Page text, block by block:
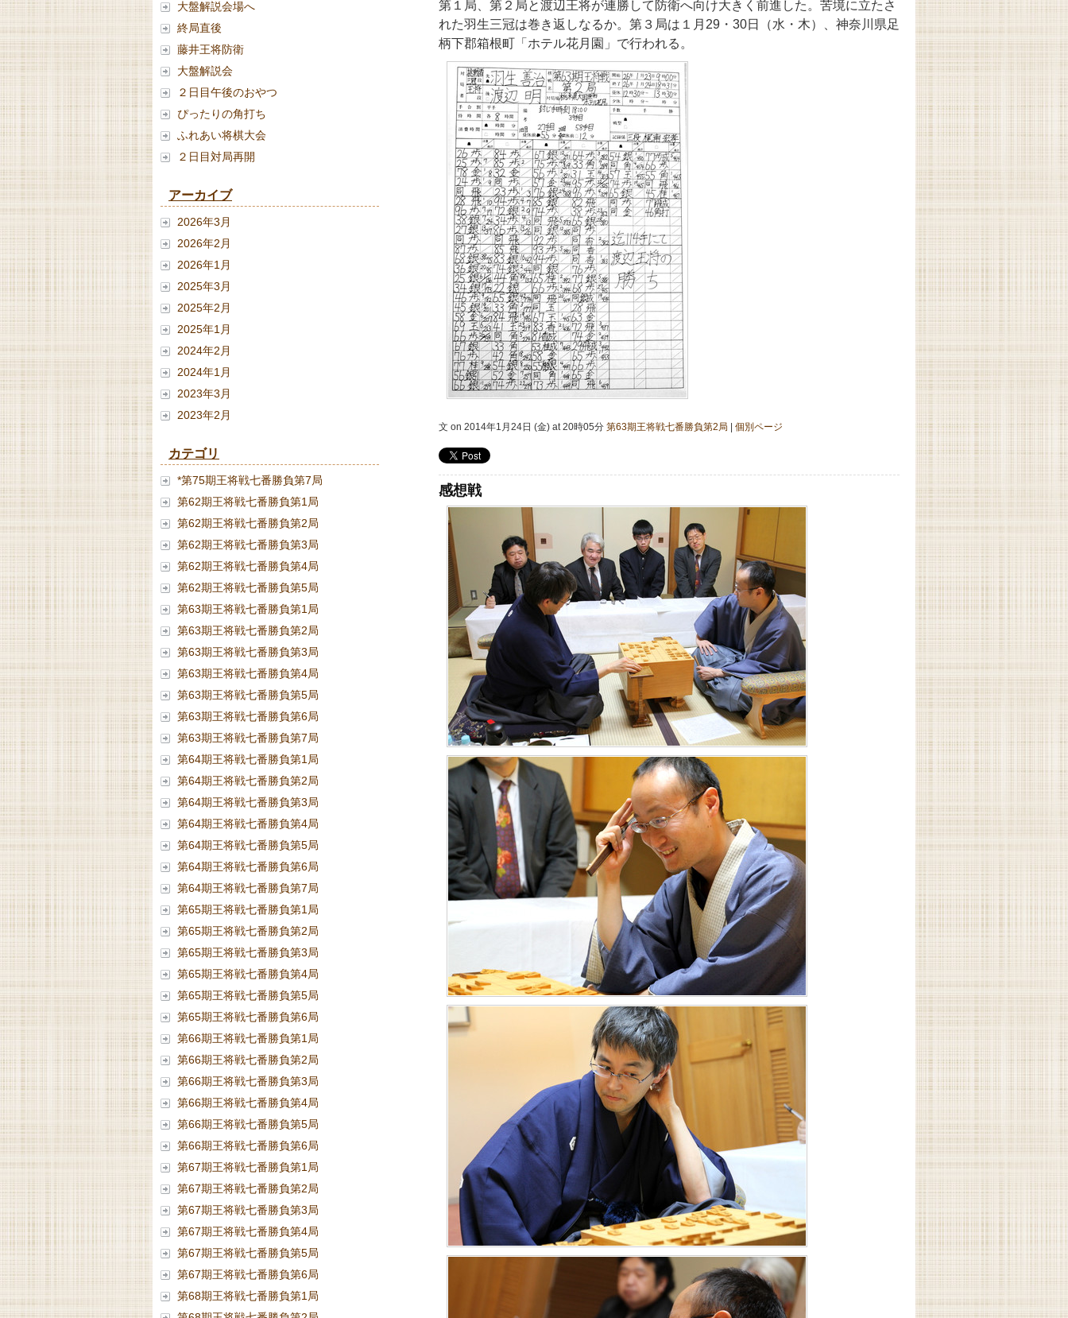
大盤解説会場へ
終局直後
藤井王将防衛
大盤解説会
２日目午後のおやつ
ぴったりの角打ち
ふれあい将棋大会
２日目対局再開
アーカイブ
2026年3月
2026年2月
2026年1月
2025年3月
2025年2月
2025年1月
2024年2月
2024年1月
2023年3月
2023年2月
カテゴリ
*第75期王将戦七番勝負第7局
第62期王将戦七番勝負第1局
第62期王将戦七番勝負第2局
第62期王将戦七番勝負第3局
第62期王将戦七番勝負第4局
第62期王将戦七番勝負第5局
第63期王将戦七番勝負第1局
第63期王将戦七番勝負第2局
第63期王将戦七番勝負第3局
第63期王将戦七番勝負第4局
第63期王将戦七番勝負第5局
第63期王将戦七番勝負第6局
第63期王将戦七番勝負第7局
第64期王将戦七番勝負第1局
第64期王将戦七番勝負第2局
第64期王将戦七番勝負第3局
第64期王将戦七番勝負第4局
第64期王将戦七番勝負第5局
第64期王将戦七番勝負第6局
第64期王将戦七番勝負第7局
第65期王将戦七番勝負第1局
第65期王将戦七番勝負第2局
第65期王将戦七番勝負第3局
第65期王将戦七番勝負第4局
第65期王将戦七番勝負第5局
第65期王将戦七番勝負第6局
第66期王将戦七番勝負第1局
第66期王将戦七番勝負第2局
第66期王将戦七番勝負第3局
第66期王将戦七番勝負第4局
第66期王将戦七番勝負第5局
第66期王将戦七番勝負第6局
第67期王将戦七番勝負第1局
第67期王将戦七番勝負第2局
第67期王将戦七番勝負第3局
第67期王将戦七番勝負第4局
第67期王将戦七番勝負第5局
第67期王将戦七番勝負第6局
第68期王将戦七番勝負第1局
第１局、第２局と渡辺王将が連勝して防衛へ向け大きく前進した。苦境に立たさ
れた羽生三冠は巻き返しなるか。第３局は１月29・30日（水・木）、神奈川県足
柄下郡箱根町「ホテル花月園」で行われる。
文 on 2014年1月24日 (金) at 20時05分 第63期王将戦七番勝負第2局 個別ページ
感想戦